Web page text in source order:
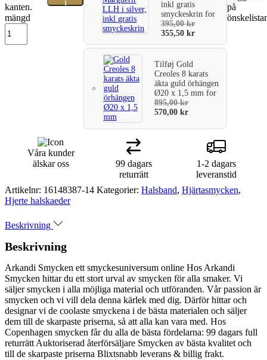
kanten.
mängd
inkl gratis
smyckeskrinfor
395,00kr
355,50kr
TilføjGold
Creoles 8 karats
äkta guld örhängen
Ø20 x 1,5 mmfor
895,00kr
570,00kr
på
Våra kunder
älskar oss
99 dagars
returrätt
1-2 dagars
leveranstid
Artikelnr: 16148387-14 Kategorier: Halsband, Hjärtasmycken,
Hjerte halskaeder
Beskrivning
Beskrivning
Arkandi Smycken ett smyckesuniversum online Hos Arkandi
Smycken hittar du ett stort urval av smycken för alla smaker. Vi
säljer smycken i alla möjliga material och utföranden. Vår passion är
smycken och vi vill dela denna kärlek med dig. Därför hittar och
designar vi de coolaste smyckena i de bästa materialen och säljer
dem till de skarpaste priserna, så att alla kan vara med. Hos
Copenhagen smycken får du alla de bästa fördelarna: 99 dagars full
returrätt Auktoriserad återförsäljare Smycken av bästa kvalitet och
till de skarpaste priserna Blixtsnabb leverans & billig frakt.